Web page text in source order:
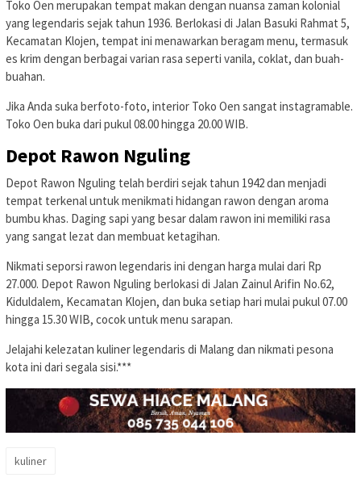
Toko Oen merupakan tempat makan dengan nuansa zaman kolonial
yang legendaris sejak tahun 1936. Berlokasi di Jalan Basuki Rahmat 5,
Kecamatan Klojen, tempat ini menawarkan beragam menu, termasuk
es krim dengan berbagai varian rasa seperti vanila, coklat, dan buah-
buahan.
Jika Anda suka berfoto-foto, interior Toko Oen sangat instagramable.
Toko Oen buka dari pukul 08.00 hingga 20.00 WIB.
Depot Rawon Nguling
Depot Rawon Nguling telah berdiri sejak tahun 1942 dan menjadi
tempat terkenal untuk menikmati hidangan rawon dengan aroma
bumbu khas. Daging sapi yang besar dalam rawon ini memiliki rasa
yang sangat lezat dan membuat ketagihan.
Nikmati seporsi rawon legendaris ini dengan harga mulai dari Rp
27.000. Depot Rawon Nguling berlokasi di Jalan Zainul Arifin No.62,
Kiduldalem, Kecamatan Klojen, dan buka setiap hari mulai pukul 07.00
hingga 15.30 WIB, cocok untuk menu sarapan.
Jelajahi kelezatan kuliner legendaris di Malang dan nikmati pesona
kota ini dari segala sisi.***
kuliner